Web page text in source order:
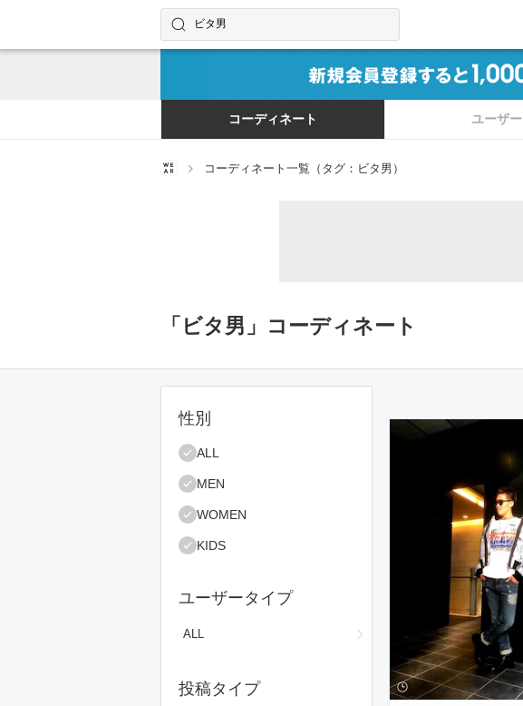
コーディネートやユーザーを探す
検索する
コーディネート ユーザー
コーディネート一覧（タグ：ビタ男）
「ビタ男」コーディネート
絞り込み条件
性別
ALL
MEN
WOMEN
KIDS
ユーザータイプ
ALL
投稿タイプ
コーディネート一覧